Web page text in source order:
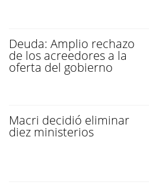
Deuda: Amplio rechazo
de los acreedores a la
oferta del gobierno
Macri decidió eliminar
diez ministerios